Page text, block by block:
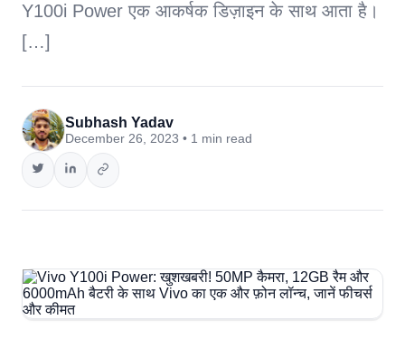
Y100i Power एक आकर्षक डिज़ाइन के साथ आता है।
[…]
Subhash Yadav
December 26, 2023 • 1 min read